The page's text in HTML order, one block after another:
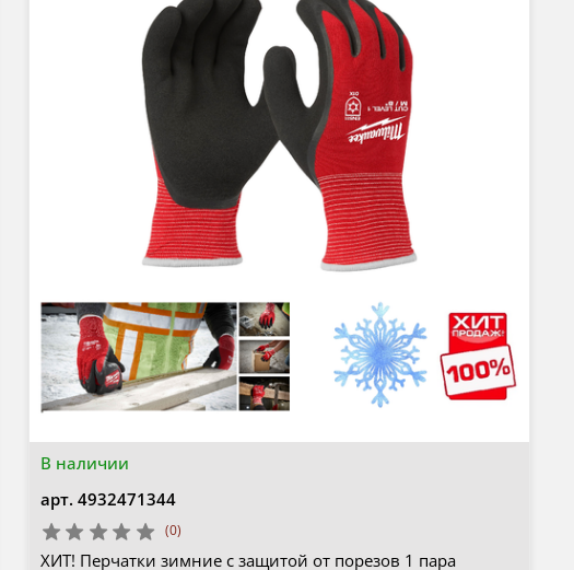
В наличии
арт. 4932471344
(0)
ХИТ! Перчатки зимние с защитой от порезов 1 пара